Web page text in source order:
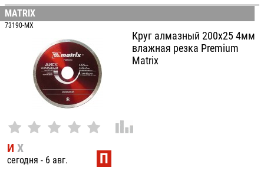
УБ.
MATRIX
73190-MX
Круг алмазный 200х25 4мм
влажная резка Premium
Matrix
И Х
сегодня - 6 авг. П